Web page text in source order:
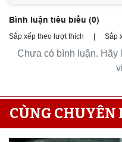
Bình luận tiêu biểu (0)
Sắp xếp theo lượt thích | Sắp
Chưa có bình luận.
CÙNG CHUYÊN